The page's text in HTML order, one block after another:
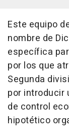
Este equipo
nombre de
específica
por los que
Segunda
por introducir
de control
hipotético